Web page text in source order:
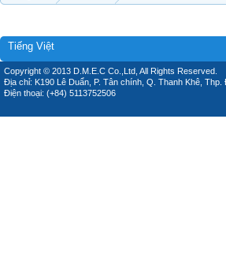
Tiếng Việt
Copyright © 2013 D.M.E.C Co.,Ltd, All Rights Reserved.
Địa chỉ: K190 Lê Duẩn, P. Tân chính, Q. Thanh Khê, Thp.
Điện thoại: (+84) 5113752506